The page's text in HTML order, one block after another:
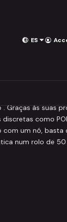
ES
50m
Graças às suas
como
um nó, basta
num rolo de